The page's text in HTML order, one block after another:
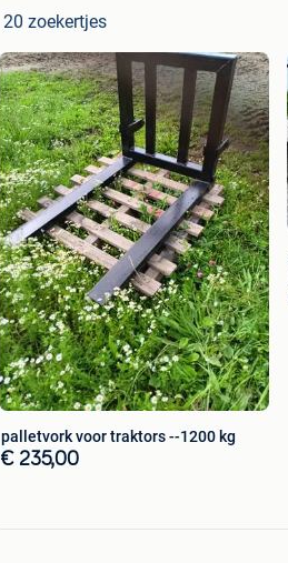
20 zoekertjes
palletvork voor traktors --1200 kg
€ 235,00